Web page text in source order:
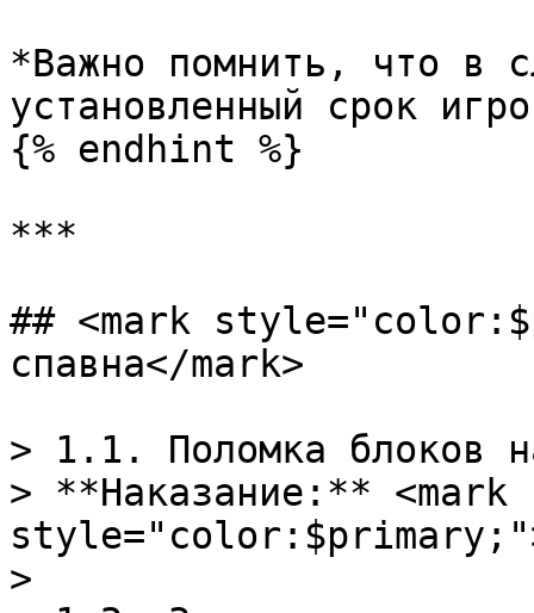
*Важно помнить, что в
установленный срок
{% endhint %}
***
## <mark
спавна</mark>
> 1.1. Поломка блоков
> **Наказание:** <mark
>